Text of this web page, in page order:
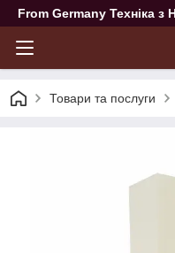
From Germany Техніка з
Товари та послуги